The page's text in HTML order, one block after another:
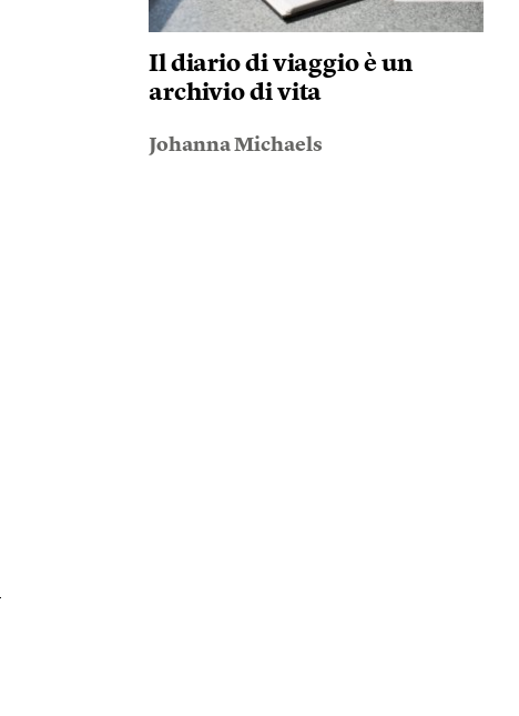
Il diario di viaggio è un
archivio di vita
Johanna Michaels